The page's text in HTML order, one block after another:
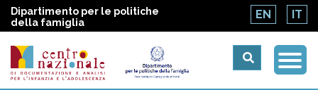
Dipartimento per le politiche
della famiglia
EN IT